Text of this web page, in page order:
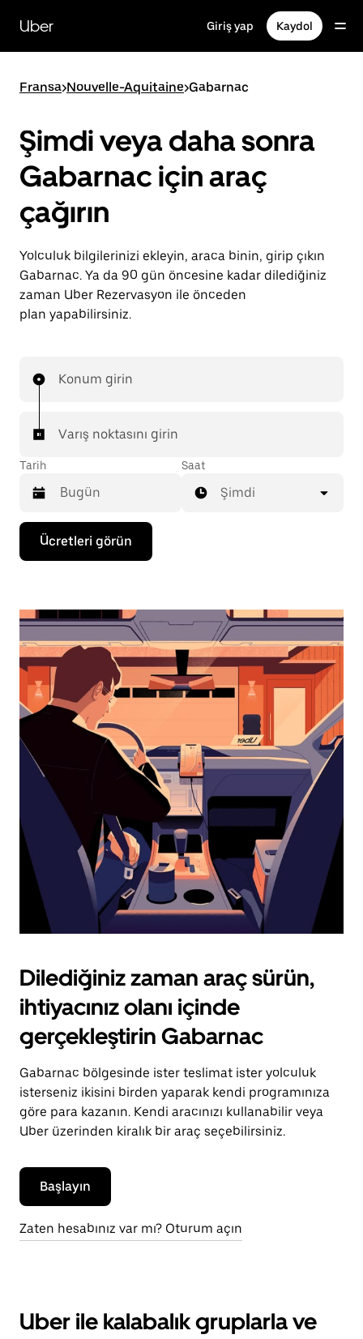
içeriğe
gidinUber Giriş yap Kaydol
Fransa>Nouvelle-Aquitaine>Gabarnac
Şimdi veya daha sonra
Gabarnac için araç
çağırın
Yolculuk bilgilerinizi ekleyin, araca binin, girip çıkın
Gabarnac. Ya da 90 gün öncesine kadar dilediğiniz
zaman Uber Rezervasyon ile önceden
plan yapabilirsiniz.
Konum girin
Varış noktasını girin
Tarih
Takvimle
etkileşime
geçmek
seçmek
aşağı
ok
tuşuna
basın.
Takvimi
kapatmak
için
escape
tuşuna
basın.
Saat
Şimdi
Ücretleri görün
Dilediğiniz zaman araç sürün,
ihtiyacınız olanı içinde
gerçekleştirin Gabarnac
Gabarnac bölgesinde ister teslimat ister yolculuk
isterseniz ikisini birden yaparak kendi programınıza
göre para kazanın. Kendi aracınızı kullanabilir veya
Uber üzerinden kiralık bir araç seçebilirsiniz.
Başlayın
Zaten hesabınız var mı? Oturum açın
Uber ile kalabalık gruplarla ve